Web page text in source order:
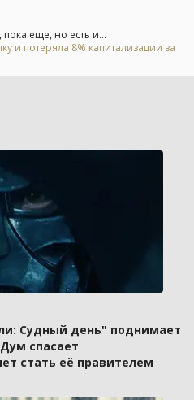
еще, но есть и...
и потеряла 8% капитализации за
Судный день" поднимает
спасает
стать её правителем